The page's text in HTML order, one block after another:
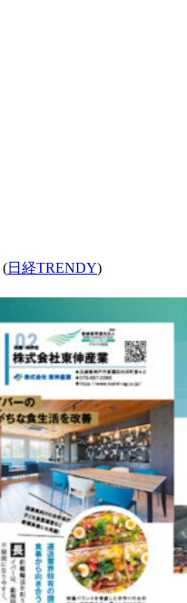
(日経TRENDY)